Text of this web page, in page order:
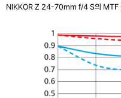
NIKKOR Z 24-70mm f/4 S의 MTF